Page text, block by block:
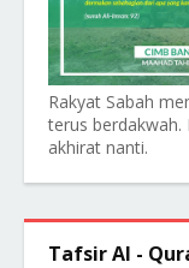
Rakyat Sabah
terus
akhirat nanti.
Tafsir Al -